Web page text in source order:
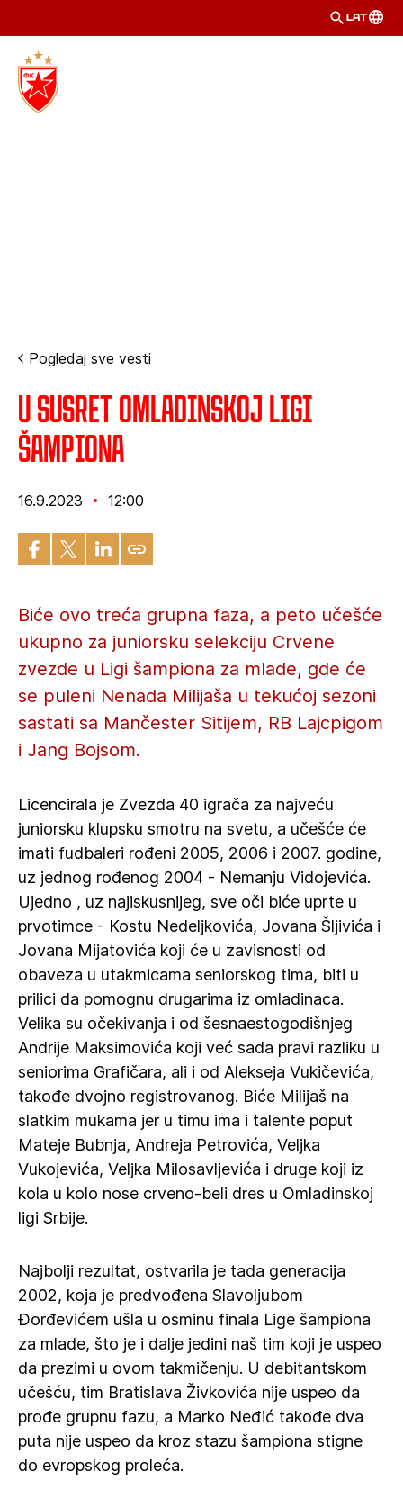
LAT
Pogledaj sve vesti
U susret Omladinskoj Ligi
šampiona
16.9.2023 12:00
Biće ovo treća grupna faza, a peto učešće
ukupno za juniorsku selekciju Crvene
zvezde u Ligi šampiona za mlade, gde će
se puleni Nenada Milijaša u tekućoj sezoni
sastati sa Mančester Sitijem, RB Lajcpigom
i Jang Bojsom.
Licencirala je Zvezda 40 igrača za najveću
juniorsku klupsku smotru na svetu, a učešće će
imati fudbaleri rođeni 2005, 2006 i 2007. godine,
uz jednog rođenog 2004 - Nemanju Vidojevića.
Ujedno , uz najiskusnijeg, sve oči biće uprte u
prvotimce - Kostu Nedeljkovića, Jovana Šljivića i
Jovana Mijatovića koji će u zavisnosti od
obaveza u utakmicama seniorskog tima, biti u
prilici da pomognu drugarima iz omladinaca.
Velika su očekivanja i od šesnaestogodišnjeg
Andrije Maksimovića koji već sada pravi razliku u
seniorima Grafičara, ali i od Alekseja Vukičevića,
takođe dvojno registrovanog. Biće Milijaš na
slatkim mukama jer u timu ima i talente poput
Mateje Bubnja, Andreja Petrovića, Veljka
Vukojevića, Veljka Milosavljevića i druge koji iz
kola u kolo nose crveno-beli dres u Omladinskoj
ligi Srbije.
Najbolji rezultat, ostvarila je tada generacija
2002, koja je predvođena Slavoljubom
Đorđevićem ušla u osminu finala Lige šampiona
za mlade, što je i dalje jedini naš tim koji je uspeo
da prezimi u ovom takmičenju. U debitantskom
učešću, tim Bratislava Živkovića nije uspeo da
prođe grupnu fazu, a Marko Neđić takođe dva
puta nije uspeo da kroz stazu šampiona stigne
do evropskog proleća.